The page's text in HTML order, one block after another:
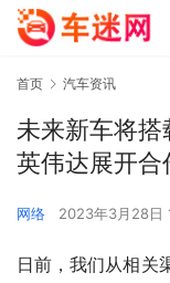
首页 汽车资讯
未来新车将搭
英伟达展开合
网络 2023年3月28日
日前，我们从相关